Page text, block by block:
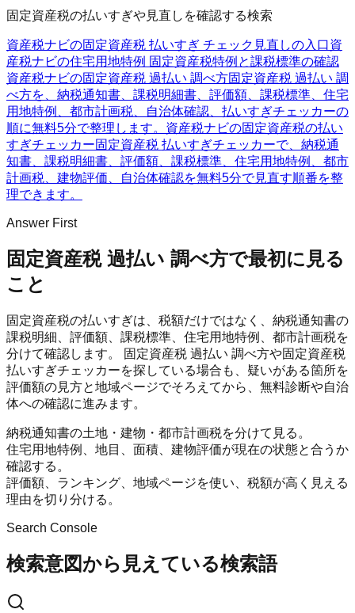
固定資産税の払いすぎや見直しを確認する検索
資産税ナビの固定資産税 払いすぎ チェック 見直しの入口資
産税ナビの住宅用地特例 固定資産税特例と課税標準の確認
資産税ナビの固定資産税 過払い 調べ方固定資産税 過払い 調
べ方を、納税通知書、課税明細書、評価額、課税標準、住宅
用地特例、都市計画税、自治体確認、払いすぎチェッカーの
順に無料5分で整理します。 資産税ナビの固定資産税の払い
すぎチェッカー固定資産税 払いすぎチェッカーで、納税通
知書、課税明細書、評価額、課税標準、住宅用地特例、都市
計画税、建物評価、自治体確認を無料5分で見直す順番を整
理できます。
Answer First
固定資産税 過払い 調べ方で最初に見る
こと
固定資産税の払いすぎは、税額だけではなく、納税通知書の
課税明細、評価額、課税標準、住宅用地特例、都市計画税を
分けて確認します。 固定資産税 過払い 調べ方や固定資産税
払いすぎチェッカーを探している場合も、疑いがある箇所を
評価額の見方と地域ページでそろえてから、無料診断や自治
体への確認に進みます。
納税通知書の土地・建物・都市計画税を分けて見る。
住宅用地特例、地目、面積、建物評価が現在の状態と合うか
確認する。
評価額、ランキング、地域ページを使い、税額が高く見える
理由を切り分ける。
Search Console
検索意図から見えている検索語